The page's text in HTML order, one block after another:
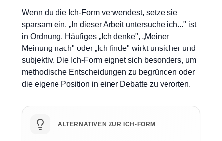
Wenn du die Ich-Form verwendest, setze sie
sparsam ein. „In dieser Arbeit untersuche ich..." ist
in Ordnung. Häufiges „Ich denke", „Meiner
Meinung nach" oder „Ich finde" wirkt unsicher und
subjektiv. Die Ich-Form eignet sich besonders, um
methodische Entscheidungen zu begründen oder
die eigene Position in einer Debatte zu verorten.
ALTERNATIVEN ZUR ICH-FORM